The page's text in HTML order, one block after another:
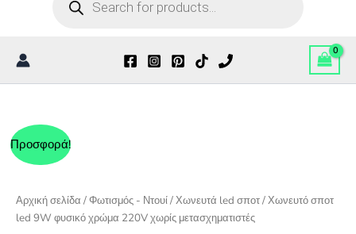
search
Προσφορά!
Αρχική σελίδα /Φωτισμός - Ντουί/Χωνευτά led σποτ/ Χωνευτό σποτ
led 9W φυσικό χρώμα 220V χωρίς μετασχηματιστές